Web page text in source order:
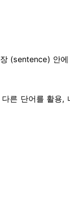
(sentence) 안
른 단어를 활용,